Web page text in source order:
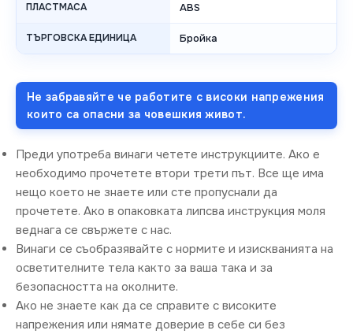
ПЛАСТМАСА ABS
ТЪРГОВСКА ЕДИНИЦА Бройка
Не забравяйте че работите с високи напрежения
които са опасни за човешкия живот.
Преди употреба винаги четете инструкциите. Ако е
необходимо прочетете втори трети път. Все ще има
нещо което не знаете или сте пропуснали да
прочетете. Ако в опаковката липсва инструкция моля
веднага се свържете с нас.
Винаги се съобразявайте с нормите и изискванията на
осветителните тела както за ваша така и за
безопасността на околните.
Ако не знаете как да се справите с високите
напрежения или нямате доверие в себе си без